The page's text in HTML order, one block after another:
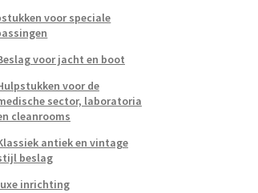
voor speciale
voor jacht en boot
voor de
sector, laboratoria
cleanrooms
antiek en vintage
beslag
inrichting